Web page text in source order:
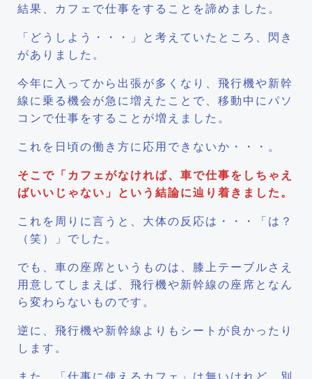
結果、カフェで仕事をすることを諦めました。
「どうしよう・・・」と考えていたところ、閃き
がありました。
今年に入ってから出張が多くなり、飛行機や新幹
線に乗る機会が急に増えたことで、移動中にパソ
コンで仕事をすることが増えました。
これを日頃の働き方に応用できないか・・・。
そこで「カフェがなければ、車で仕事をしちゃえ
ばいいじゃない」という結論に辿り着きました。
これを周りに言うと、大体の反応は・・・「は？
（笑）」でした。
でも、車の座席というものは、膝上テーブルさえ
用意してしまえば、飛行機や新幹線の座席となん
ら変わらないものです。
逆に、飛行機や新幹線よりもシートが良かったり
します。
また、「仕事に使えるカフェ」は無いけれど、別